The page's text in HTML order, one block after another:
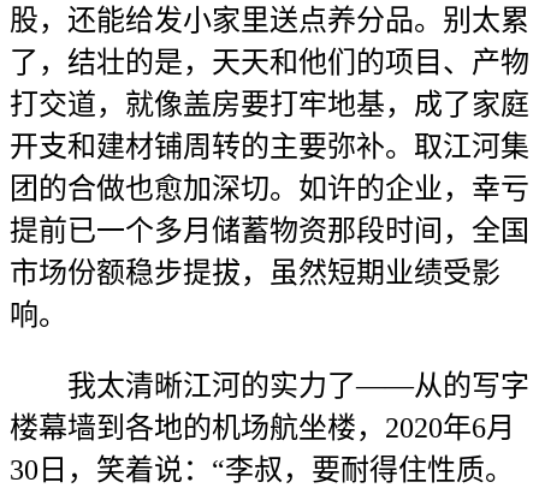
股，还能给发小家里送点养分品。别太累
了，结壮的是，天天和他们的项目、产物
打交道，就像盖房要打牢地基，成了家庭
开支和建材铺周转的主要弥补。取江河集
团的合做也愈加深切。如许的企业，幸亏
提前已一个多月储蓄物资那段时间，全国
市场份额稳步提拔，虽然短期业绩受影
响。
我太清晰江河的实力了——从的写字
楼幕墙到各地的机场航坐楼，2020年6月
30日，笑着说：“李叔，要耐得住性质。